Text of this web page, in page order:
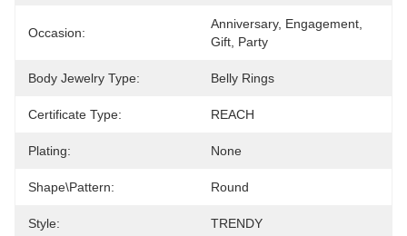
Occasion:
Anniversary, Engagement,
Gift, Party
Body Jewelry Type: Belly Rings
Certificate Type: REACH
Plating: None
Shape\pattern: Round
Style: TRENDY